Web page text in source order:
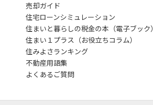
売却ガイド
住宅ローンシミュレーション
住まいと暮らしの税金の本（電子ブック）
住まい１プラス（お役立ちコラム）
住みよさランキング
不動産用語集
よくあるご質問